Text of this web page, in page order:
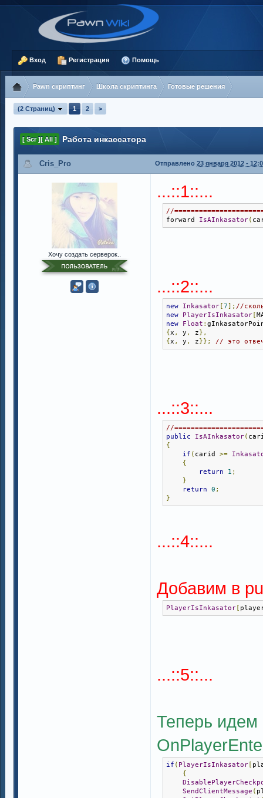
Вход Регистрация Помощь
Pawn скриптинг Школа скриптинга Готовые решения
(2 Страниц) 1 2 >
[ Scr ][ All ] Работа инкассатора
Cris_Pro Отправлено 23 января 2012 -
Хочу создать серверок..
...::1::...
//
forward IsAInkasator(
...::2::...
new Inkasator [7]; //
new
PlayerIsInkasator [
new
Float :
{x , y , z},
{x , y , z}}; // это
...::3::...
//
public
IsAInkasator(
{
if ( carid >=
{
return
1 ;
}
return
0 ;
}
...::4::...
Добавим в
PlayerIsInkasator [
...::5::...
Теперь идем
if ( PlayerIsInkasator [
{
SendClientMessage (